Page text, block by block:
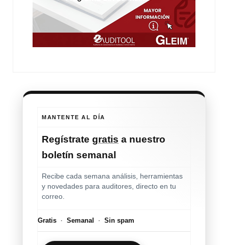
MANTENTE AL DÍA
Regístrate gratis a nuestro
boletín semanal
Recibe cada semana análisis, herramientas
y novedades para auditores, directo en tu
correo.
Gratis · Semanal · Sin spam